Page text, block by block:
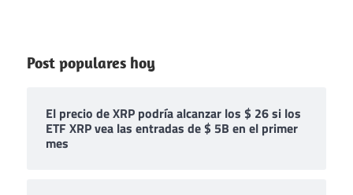
Post populares hoy
El precio de XRP podría alcanzar los $ 26 si los
ETF XRP vea las entradas de $ 5B en el primer
mes